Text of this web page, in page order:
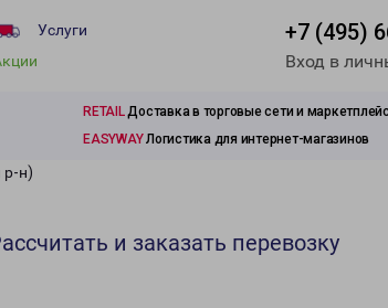
Услуги
+7 (495)
Вход в
RETAILДоставка в торговые сети и
EASYWAYЛогистика для интернет-магазинов
р-н)
и заказать перевозку